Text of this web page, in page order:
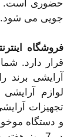
حضوری است.
جویی می شود.
فروشگاه
قرار دارد.
آرایشی برند
لوازم
تجهیزات
و دستگاه